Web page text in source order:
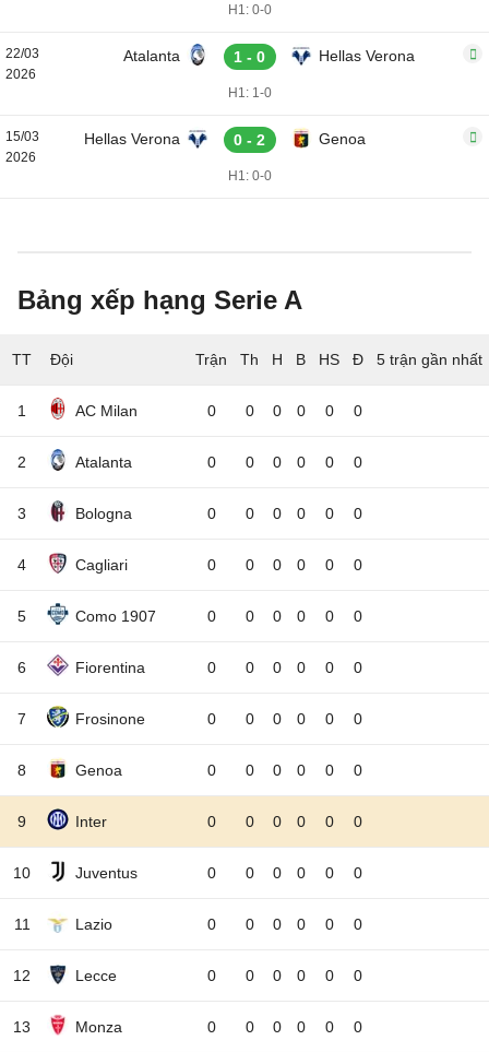
H1: 0-0
22/03
2026
Atalanta 1 - 0 Hellas Verona
H1: 1-0
15/03
2026
Hellas Verona 0 - 2 Genoa
H1: 0-0
Bảng xếp hạng Serie A
TT Đội 5 trận gần nhất
1 AC Milan 0 0 0 0 0 0
2 Atalanta 0 0 0 0 0 0
3 Bologna 0 0 0 0 0 0
4 Cagliari 0 0 0 0 0 0
5 Como 1907 0 0 0 0 0 0
6 Fiorentina 0 0 0 0 0 0
7 Frosinone 0 0 0 0 0 0
8 Genoa 0 0 0 0 0 0
9 Inter 0 0 0 0 0 0
10 Juventus 0 0 0 0 0 0
11 Lazio 0 0 0 0 0 0
12 Lecce 0 0 0 0 0 0
13 Monza 0 0 0 0 0 0